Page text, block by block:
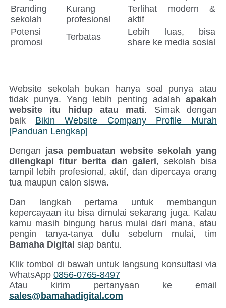
Branding
sekolah
Kurang
profesional
Terlihat modern &
aktif
Potensi
promosi
Terbatas
Lebih luas, bisa
share ke media sosial
Website sekolah bukan hanya soal punya atau
tidak punya. Yang lebih penting adalah apakah
website itu hidup atau mati. Simak dengan
baik Bikin Website Company Profile Murah
[Panduan Lengkap]
Dengan jasa pembuatan website sekolah yang
dilengkapi fitur berita dan galeri, sekolah bisa
tampil lebih profesional, aktif, dan dipercaya orang
tua maupun calon siswa.
Dan langkah pertama untuk membangun
kepercayaan itu bisa dimulai sekarang juga. Kalau
kamu masih bingung harus mulai dari mana, atau
pengin tanya-tanya dulu sebelum mulai, tim
Bamaha Digital siap bantu.
Klik tombol di bawah untuk langsung konsultasi via
WhatsApp 0856-0765-8497
Atau kirim pertanyaan ke email
sales@bamahadigital.com